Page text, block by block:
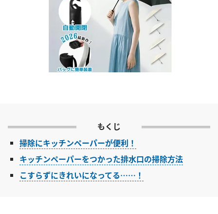
もくじ
掃除にキッチンペーパーが便利！
キッチンペーパーをつかった排水口の掃除方法
こすらずにきれいになってる……！